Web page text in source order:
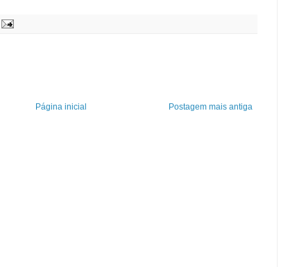
Postagem mais antiga
Página inicial